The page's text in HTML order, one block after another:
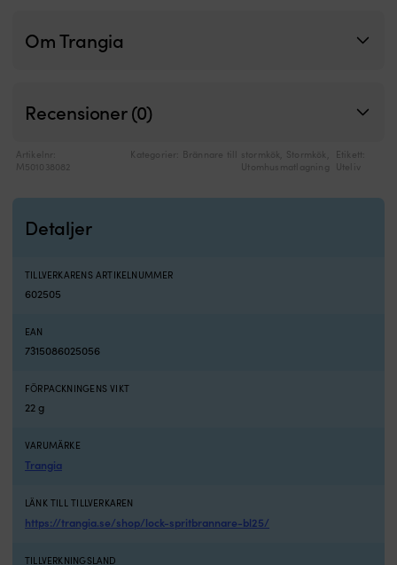
Om Trangia
Recensioner (0)
Artikelnr:
M501038082
Kategorier: Brännare till stormkök Stormkök
Utomhusmatlagning
Etikett:
Uteliv
Detaljer
TILLVERKARENS ARTIKELNUMMER
602505
EAN
7315086025056
FÖRPACKNINGENS VIKT
22 g
VARUMÄRKE
Trangia
LÄNK TILL TILLVERKAREN
https://trangia.se/shop/lock-spritbrannare-bl25/
TILLVERKNINGSLAND